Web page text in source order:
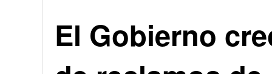
El Gobierno